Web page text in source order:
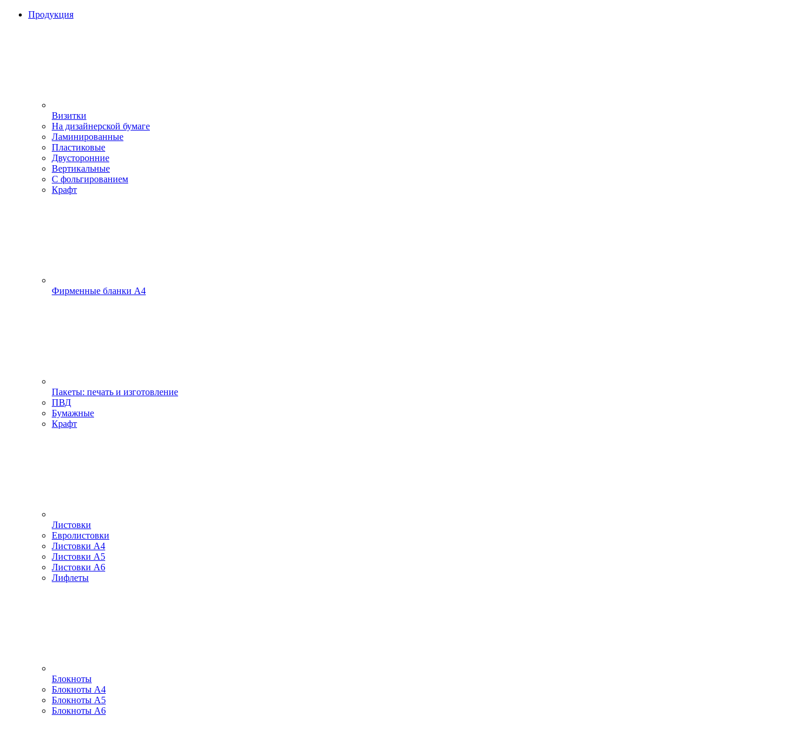
Продукция
Визитки
На дизайнерской бумаге
Ламинированные
Пластиковые
Двусторонние
Вертикальные
С фольгированием
Крафт
Фирменные бланки А4
Пакеты: печать и изготовление
ПВД
Бумажные
Крафт
Листовки
Евролистовки
Листовки А4
Листовки А5
Листовки А6
Лифлеты
Блокноты
Блокноты А4
Блокноты А5
Блокноты А6